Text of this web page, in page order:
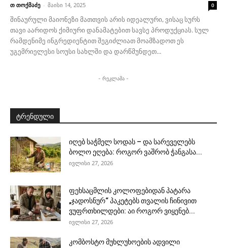
თ თოქმაძე - მაისი 14, 2025 0
შინაურული მაიონეზი მათთვის არის იდეალური, ვისაც სურს
თავი აარიდოს ქიმიური დანამატებით სავსე პროდუქციას. სულ
რამდენიმე ინგრედიენტით შეგიძლიათ მოამზადოთ ეს
უგემრიელესი სოუსი სახლში და დარწმუნდეთ...
- რეკლამა -
ტრენდული
იღებ საჭმელ სოდას – და სარეველებს
ბოლო ეღება: როგორ ვაშრობ ჭანგასა...
ივლისი 27, 2026
ფეხსაცმლის კოლოფებიდან პატარა
„ჯადოსნურ“ პაკეტებს თვალის ჩინივით
ვუფრთხილდები: აი როგორ ვიყენებ...
ივლისი 27, 2026
კომბოსტო მუხლუხოების ადვილი